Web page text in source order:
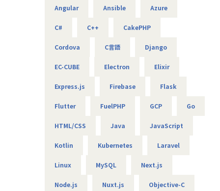
※今後は複数人のチームとなる予定です
希望次第でさまざまなキャリアを描けることも当社の強みで
まずは開発ポジションからご活躍いただくつもりですが、エ
ンジニアとして技術を追求してスペシャリストやリーダー、
もにワンランク上を目指せる、やりがいのある環境がそろっ
全員に指標は開示しているため、いつもで確認できる環境で
メンバー、サブリーダー、リーダー、シニアリーダー
Angular Ansible Azure
C# C++ CakePHP
Cordova C言語 Django
EC-CUBE Electron Elixir
Express.js Firebase Flask
Flutter FuelPHP GCP Go
HTML/CSS Java JavaScript
Kotlin Kubernetes Laravel
Linux MySQL Next.js
Node.js Nuxt.js Objective-C